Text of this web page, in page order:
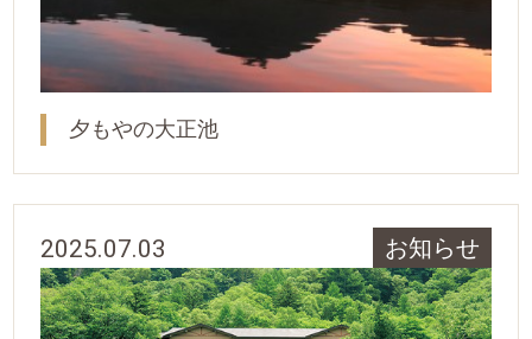
夕もやの大正池
2025.07.03 お知らせ